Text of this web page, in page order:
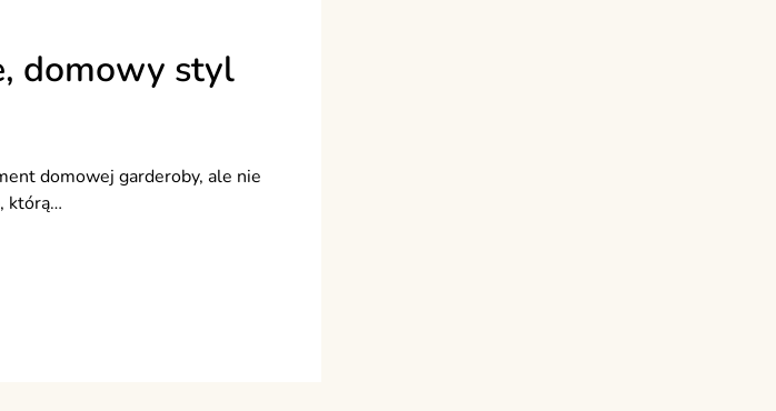
domowy styl
domowej garderoby, ale nie
którą…